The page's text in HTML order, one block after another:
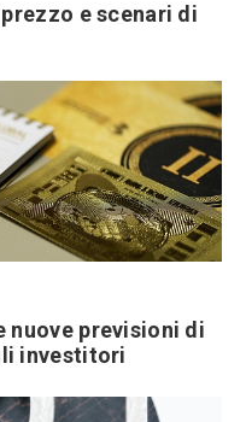
e scenari di
nuove previsioni di
investitori